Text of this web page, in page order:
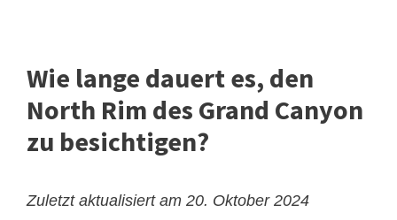
Wie lange dauert es, den
North Rim des Grand Canyon
zu besichtigen?
Zuletzt aktualisiert am 20. Oktober 2024